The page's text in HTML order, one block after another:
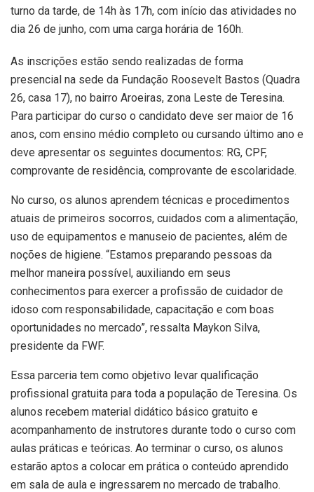
turno da tarde, de 14h às 17h, com início das atividades no
dia 26 de junho, com uma carga horária de 160h.
As inscrições estão sendo realizadas de forma
presencial na sede da Fundação Roosevelt Bastos (Quadra
26, casa 17), no bairro Aroeiras, zona Leste de Teresina.
Para participar do curso o candidato deve ser maior de 16
anos, com ensino médio completo ou cursando último ano e
deve apresentar os seguintes documentos: RG, CPF,
comprovante de residência, comprovante de escolaridade.
No curso, os alunos aprendem técnicas e procedimentos
atuais de primeiros socorros, cuidados com a alimentação,
uso de equipamentos e manuseio de pacientes, além de
noções de higiene. “Estamos preparando pessoas da
melhor maneira possível, auxiliando em seus
conhecimentos para exercer a profissão de cuidador de
idoso com responsabilidade, capacitação e com boas
oportunidades no mercado”, ressalta Maykon Silva,
presidente da FWF.
Essa parceria tem como objetivo levar qualificação
profissional gratuita para toda a população de Teresina. Os
alunos recebem material didático básico gratuito e
acompanhamento de instrutores durante todo o curso com
aulas práticas e teóricas. Ao terminar o curso, os alunos
estarão aptos a colocar em prática o conteúdo aprendido
em sala de aula e ingressarem no mercado de trabalho.